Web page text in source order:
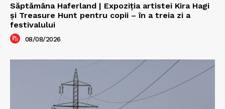
Săptămâna Haferland | Expoziţia artistei Kira Hagi
şi Treasure Hunt pentru copii – în a treia zi a
festivalului
08/08/2026